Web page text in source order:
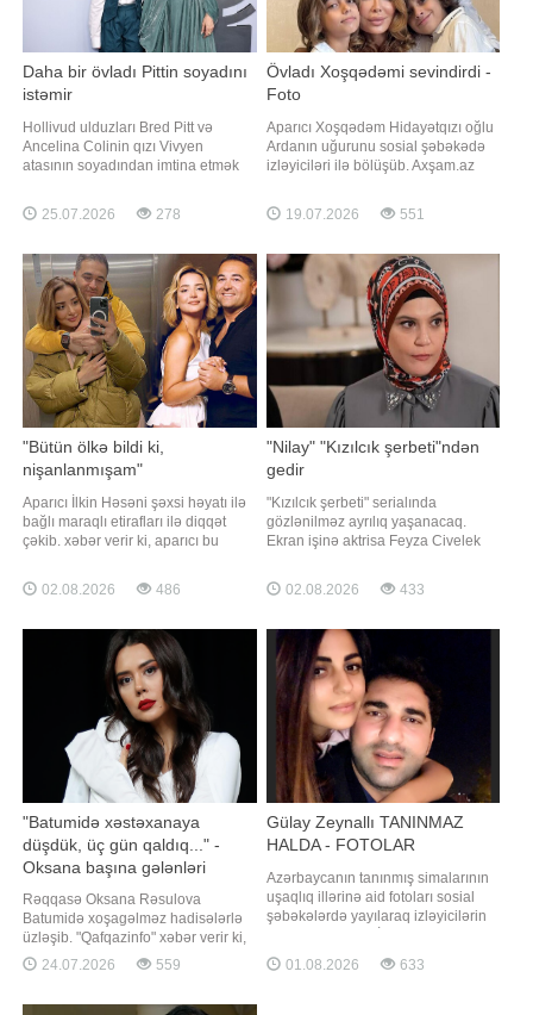
Daha bir övladı Pittin soyadını
istəmir
Hollivud ulduzları Bred Pitt və
Ancelina Colinin qızı Vivyen
atasının soyadından imtina etmək
Axşam.az xəbər verir ki, 18 yaşlı
Vivyen Los-Anceles Ali
yalnız Coli ilə əvəzlənməsi üçün
ərizə təqdim edib. Məhkəmə
sənədlərində səbəb "şəxsi"
25.07.2026 278
Övladı Xoşqədəmi sevindirdi -
Foto
Aparıcı Xoşqədəm Hidayətqızı oğlu
Ardanın uğurunu sosial şəbəkədə
izləyiciləri ilə bölüşüb. Axşam.az
festivalda birinci yerə layiq görülən
oğlunun mükafat aldığı anlardan
sözlər həsr edib. Xoşqədəm bildirib
ki, Arda pianoya başlayand
19.07.2026 551
"Bütün ölkə bildi ki,
nişanlanmışam"
Aparıcı İlkin Həsəni şəxsi həyatı ilə
bağlı maraqlı etirafları ilə diqqət
çəkib. xəbər verir ki, aparıcı bu
danışıb. O, nişanlı olduğu dövrdə
şəxsi həyatı ilə bağlı mediada
təsirindən söz açıb. Aparıcı
vurğulayıb ki, şəxs
02.08.2026 486
"Nilay" "Kızılcık şerbeti"ndən
gedir
"Kızılcık şerbeti" serialında
gözlənilməz ayrılıq yaşanacaq.
Ekran işinə aktrisa Feyza Civelek
biri də bununla bağlı xəbər
yayıldıqdan sonra aktrisa instaqram
edək ki, 5-ci mövsümünün
yayımlanması gözlənilən serialın
baş rolun
02.08.2026 433
"Batumidə xəstəxanaya
düşdük, üç gün qaldıq..." -
Oksana başına gələnləri
danışdı
Rəqqasə Oksana Rəsulova
Batumidə xoşagəlməz hadisələrlə
üzləşib. "Qafqazinfo" xəbər verir ki,
bu barədə rəqqasə sosial şəbəkə
hesabında paylaşım edib. O ailəsi
24.07.2026 559
Gülay Zeynallı TANINMAZ
HALDA - FOTOLAR
Azərbaycanın tanınmış simalarının
uşaqlıq illərinə aid fotoları sosial
şəbəkələrdə yayılaraq izləyicilərin
xəbər verir ki, paylaşılan arxiv
şəkillərində məşhur müğənnilər,
01.08.2026 633